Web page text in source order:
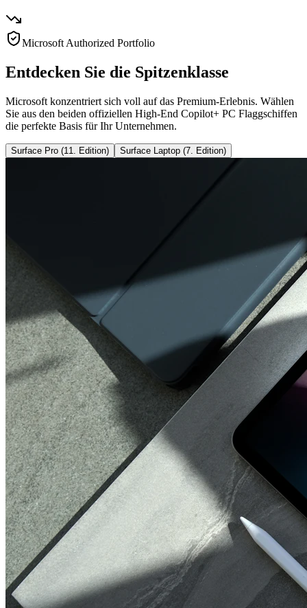
Microsoft Authorized Portfolio
Entdecken Sie die Spitzenklasse
Microsoft konzentriert sich voll auf das Premium-Erlebnis. Wählen
Sie aus den beiden offiziellen High-End Copilot+ PC Flaggschiffen
die perfekte Basis für Ihr Unternehmen.
Surface Pro (11. Edition) Surface Laptop (7. Edition)